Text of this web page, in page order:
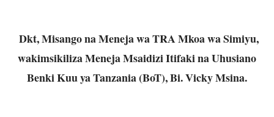
Dkt, Misango na Meneja wa TRA Mkoa wa Simiyu,
wakimsikiliza Meneja Msaidizi Itifaki na Uhusiano
Benki Kuu ya Tanzania (BoT), Bi. Vicky Msina.